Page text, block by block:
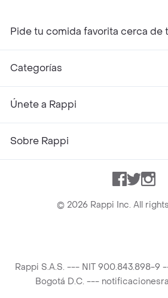
Pide tu comida favorita cerca de
Categorías
Únete a Rappi
Sobre Rappi
Facebook
Twitter
© 2026 Rappi Inc. All
Rappi S.A.S. --- NIT 900.843.898-9
Bogotá D.C. ---